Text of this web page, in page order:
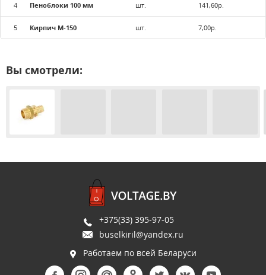
4 Пеноблоки 100 мм шт. 141,60р.
5 Кирпич М-150 шт. 7,00р.
Вы смотрели:
+375(33) 395-97-05
buselkiril@yandex.ru
Работаем по всей Беларуси